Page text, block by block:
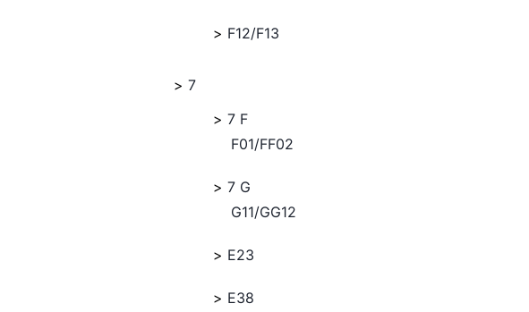
F12/F13
7
7 F
F01/FF02
7 G
G11/GG12
E23
E38